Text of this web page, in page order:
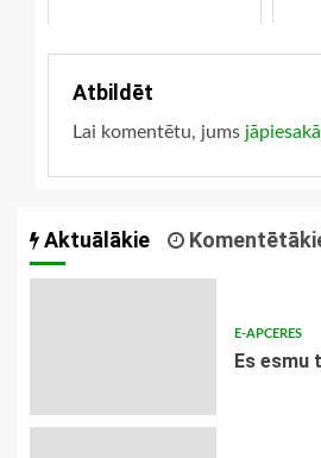
Atbildēt
Lai komentētu, jums
Aktuālākie
E-APCERES
Es esmu